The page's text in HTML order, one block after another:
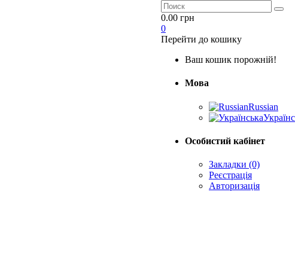
0.00 грн
0
Перейти до кошику
Ваш кошик порожній!
Мова
Russian
Особистий кабінет
Закладки (0)
Реєстрація
Авторизація